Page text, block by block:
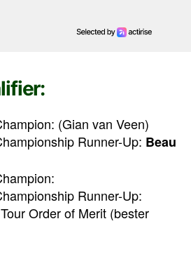
(Gian van Veen)
Runner-Up: Beau
Runner-Up:
Order of Merit (bester